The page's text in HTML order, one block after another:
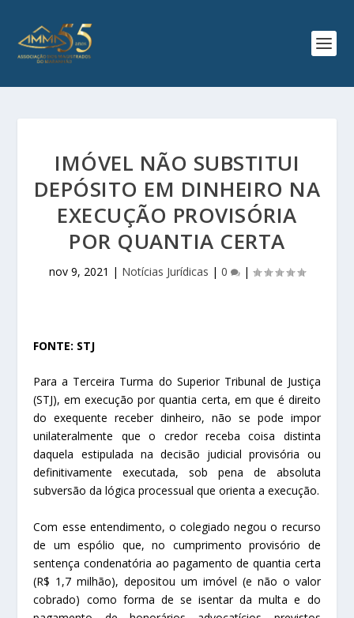
IMÓVEL NÃO SUBSTITUI
DEPÓSITO EM DINHEIRO NA
EXECUÇÃO PROVISÓRIA
POR QUANTIA CERTA
nov 9, 2021 | Notícias Jurídicas | 0 |
FONTE: STJ
​Para a Terceira Turma do Superior Tribunal de Justiça
(STJ), em execução por quantia certa, em que é direito
do exequente receber dinheiro, não se pode impor
unilateralmente que o credor receba coisa distinta
daquela estipulada na decisão judicial provisória ou
definitivamente executada, sob pena de absoluta
subversão da lógica processual que orienta a execução.
Com esse entendimento, o colegiado negou o recurso
de um espólio que, no cumprimento provisório de
sentença condenatória ao pagamento de quantia certa
(R$ 1,7 milhão), depositou um imóvel (e não o valor
cobrado) como forma de se isentar da multa e do